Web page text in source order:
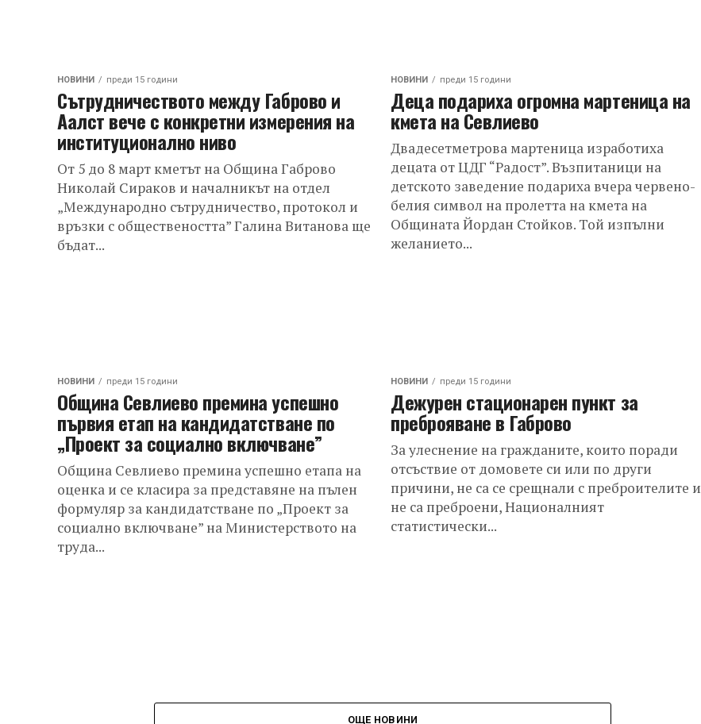
НОВИНИ преди 15 години
Сътрудничеството между Габрово и
Аалст вече с конкретни измерения на
институционално ниво
От 5 до 8 март кметът на Община Габрово
Николай Сираков и началникът на отдел
„Международно сътрудничество, протокол и
връзки с обществеността” Галина Витанова ще
бъдат...
НОВИНИ преди 15 години
Деца подариха огромна мартеница на
кмета на Севлиево
Двадесетметрова мартеница изработиха
децата от ЦДГ “Радост”. Възпитаници на
детското заведение подариха вчера червено-
белия символ на пролетта на кмета на
Общината Йордан Стойков. Той изпълни
желанието...
НОВИНИ преди 15 години
Община Севлиево премина успешно
първия етап на кандидатстване по
„Проект за социално включване”
Община Севлиево премина успешно етапа на
оценка и се класира за представяне на пълен
формуляр за кандидатстване по „Проект за
социално включване” на Министерството на
труда...
НОВИНИ преди 15 години
Дежурен стационарен пункт за
преброяване в Габрово
За улеснение на гражданите, които поради
отсъствие от домовете си или по други
причини, не са се срещнали с преброителите и
не са преброени, Националният
статистически...
ОЩЕ НОВИНИ